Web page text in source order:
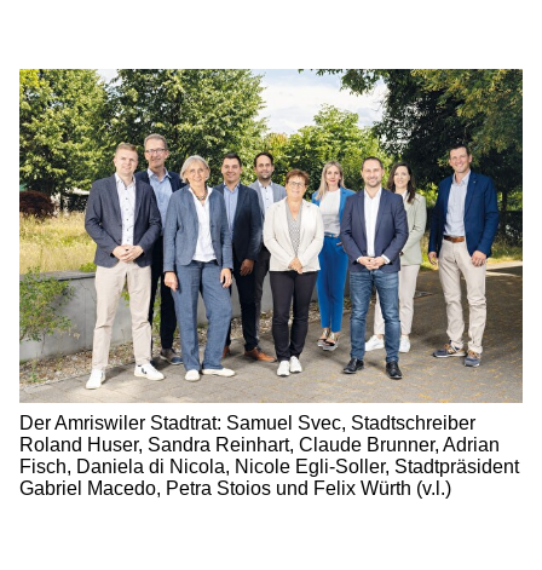
Der Amriswiler Stadtrat: Samuel Svec, Stadtschreiber
Roland Huser, Sandra Reinhart, Claude Brunner, Adrian
Fisch, Daniela di Nicola, Nicole Egli-Soller, Stadtpräsident
Gabriel Macedo, Petra Stoios und Felix Würth (v.l.)